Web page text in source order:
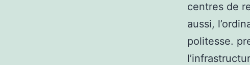
centres de
aussi,
politesse.